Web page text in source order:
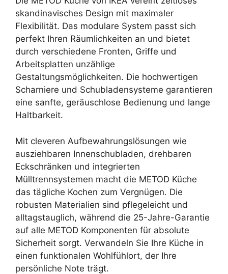
skandinavisches Design mit maximaler
Flexibilität. Das modulare System passt sich
perfekt Ihren Räumlichkeiten an und bietet
durch verschiedene Fronten, Griffe und
Arbeitsplatten unzählige
Gestaltungsmöglichkeiten. Die hochwertigen
Scharniere und Schubladensysteme garantieren
eine sanfte, geräuschlose Bedienung und lange
Haltbarkeit.
Mit cleveren Aufbewahrungslösungen wie
ausziehbaren Innenschubladen, drehbaren
Eckschränken und integrierten
Mülltrennsystemen macht die METOD Küche
das tägliche Kochen zum Vergnügen. Die
robusten Materialien sind pflegeleicht und
alltagstauglich, während die 25-Jahre-Garantie
auf alle METOD Komponenten für absolute
Sicherheit sorgt. Verwandeln Sie Ihre Küche in
einen funktionalen Wohlfühlort, der Ihre
persönliche Note trägt.